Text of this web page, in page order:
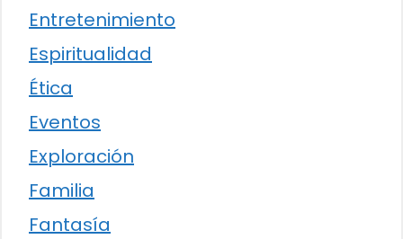
Entretenimiento
Espiritualidad
Ética
Eventos
Exploración
Familia
Fantasía